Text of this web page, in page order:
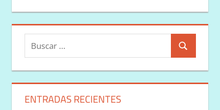
Buscar:
Buscar
ENTRADAS RECIENTES